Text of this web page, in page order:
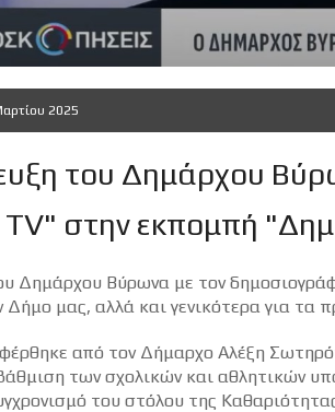
2025
του Δημάρχου
στην εκπομπή
Δημάρχου Βύρωνα με τον
Δήμο μας, αλλά και γενικότερα για τα
από τον Δήμαρχο Αλέξη
των σχολικών και αθλητικών
του στόλου της